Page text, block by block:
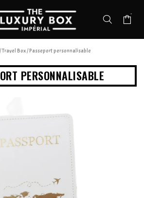
-
/Travel Box/ Passeport personnalisable
PERSONNALISABLE